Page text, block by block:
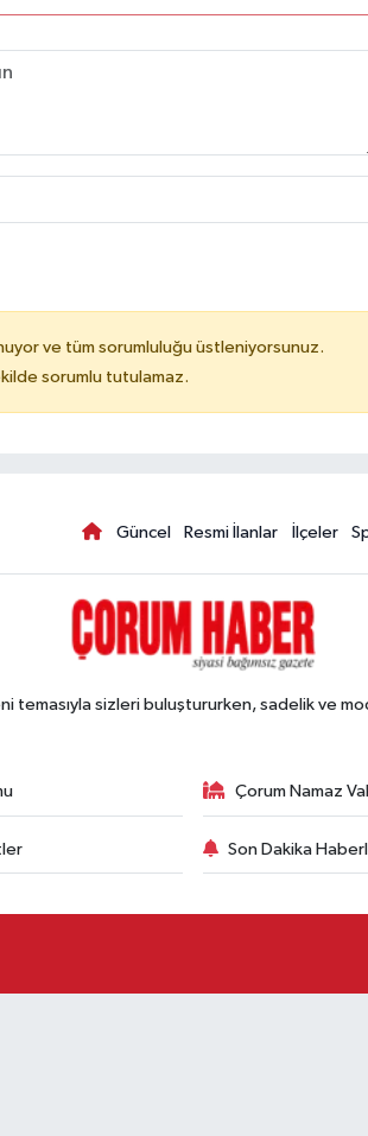
ve tüm sorumluluğu üstleniyorsunuz.
sorumlu tutulamaz.
Güncel Resmi İlanlar İlçeler
temasıyla sizleri buluştururken, sadelik ve
Çorum Namaz
Son Dakika